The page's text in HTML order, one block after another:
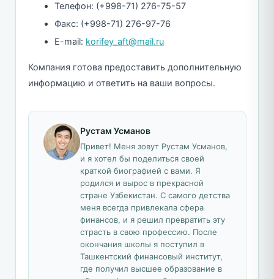
Телефон: (+998-71) 276-75-57
Факс: (+998-71) 276-97-76
E-mail: korifey_aft@mail.ru
Компания готова предоставить дополнительную
информацию и ответить на ваши вопросы.
Рустам Усманов
Привет! Меня зовут Рустам Усманов,
и я хотел бы поделиться своей
краткой биографией с вами. Я
родился и вырос в прекрасной
стране Узбекистан. С самого детства
меня всегда привлекала сфера
финансов, и я решил превратить эту
страсть в свою профессию. После
окончания школы я поступил в
Ташкентский финансовый институт,
где получил высшее образование в